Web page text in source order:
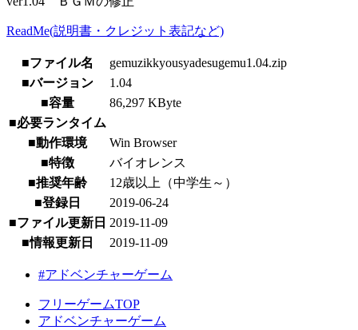
ReadMe(説明書・クレジット表記など)
■ファイル名
gemuzikkyousyadesugemu1.04.zip
■バージョン
1.04
■容量
86,297 KByte
■必要ランタイム
■動作環境
Win Browser
■特徴
バイオレンス
■推奨年齢
12歳以上（中学生～）
■登録日
2019-06-24
■ファイル更新日 2019-11-09
■情報更新日
2019-11-09
#アドベンチャーゲーム
フリーゲームTOP
アドベンチャーゲーム